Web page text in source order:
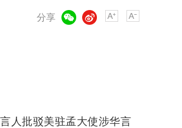
分享
微博
人批驳美驻孟大使涉华言